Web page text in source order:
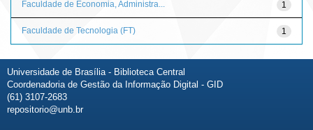
1
Faculdade de Economia, Administra...
1
Faculdade de Tecnologia (FT)
Universidade de Brasília - Biblioteca Central
Coordenadoria de Gestão da Informação Digital - GID
(61) 3107-2683
repositorio@unb.br